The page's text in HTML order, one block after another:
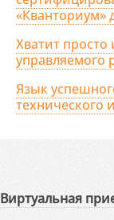
«Кванториум»
Хватит просто
управляемого
Язык
технического
Виртуальная